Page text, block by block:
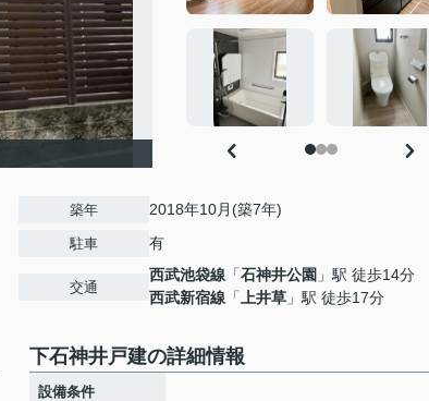
築年 2018年10月(築7年)
駐車 有
交通
西武池袋線 「石神井公園 」駅 徒歩14分
西武新宿線 「 上井草 」駅 徒歩17分
下石神井戸建の詳細情報
設備条件